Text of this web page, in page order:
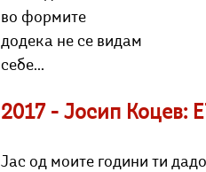
во формите
додека не се видам
себе...
2017 - Јосип Коцев:
Јас од моите години ти